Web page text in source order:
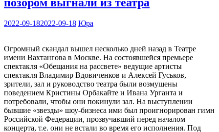
2022-09-182022-09-18 Юра
Огромный скандал вышел несколько дней назад в Театре
имени Вахтангова в Москве. На состоявшейся премьере
спектакля «Обещания на рассвете» ведущие артисты
спектакля Владимир Вдовиченков и Алексей Гуськов,
зрители, зал и руководство театра были возмущены
поведением Кристины Орбакайте и Ивана Урганта и
потребовали, чтобы они покинули зал. На выступлении
бывшие «звезды» шоу-бизнеса ими был проигнорирован гимн
Российской Федерации, прозвучавший перед началом
концерта, т.е. они не встали во время его исполнения. Под